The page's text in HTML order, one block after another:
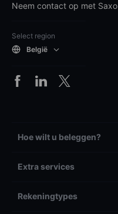
Neem contact op met Saxo
Select region
België
Hoe wilt u beleggen?
Extra services
Rekeningtypes